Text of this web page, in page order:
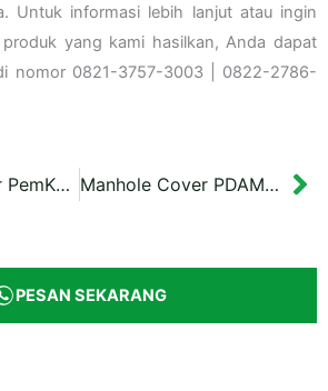
Untuk informasi lebih lanjut atau ingin
yang kami hasilkan, Anda dapat
nomor 0821-3757-3003 | 0822-2786-
Manhole Cover PemKab Sumenep Motif Ayam Manhole Cover PDAM Tirtakertaraharja
PESAN SEKARANG